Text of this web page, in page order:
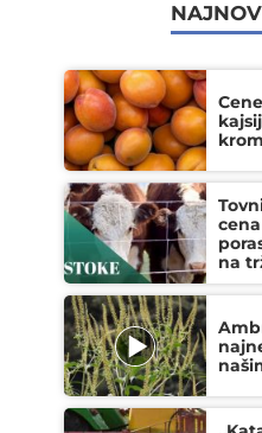
na